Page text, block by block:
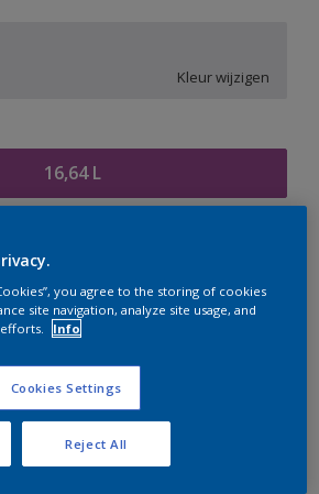
Kleur wijzigen
16,64 L
de website in de gaten, we werken
voorraad aan te vullen.
you agree to the storing of cookies
site navigation, analyze site usage, and
Info
Cookies Settings
Reject All